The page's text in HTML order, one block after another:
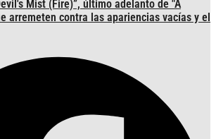
Mist (Fire)”, último adelanto de "A
arremeten contra las apariencias vacías y el